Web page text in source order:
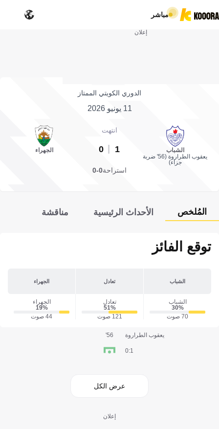
مباشر
إعلان
الدوري الكويتي الممتاز
11 يونيو 2026
الشباب
يعقوب الطراروة (56' ضربة
جزاء)
انتهت
1
0 الجهراء
استراحة0-0
المُلخص الأحداث الرئيسية مناقشة
توقع الفائز
الشباب تعادل الجهراء
الشباب
30‎%‎
70 صوت
تعادل
51‎%‎
121 صوت
الجهراء
19‎%‎
44 صوت
يعقوب الطراروة
1:0
56'
عرض الكل
إعلان